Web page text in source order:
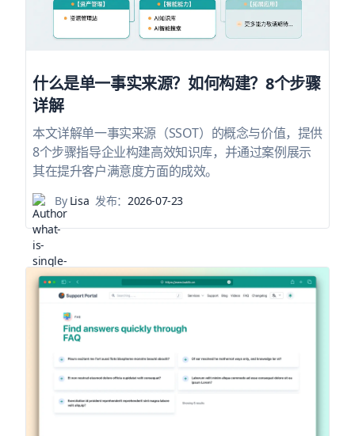
什么是单一事实来源？如何构建？8个步骤
详解
本文详解单一事实来源（SSOT）的概念与价值，提供
8个步骤指导企业构建高效知识库，并通过案例展示
其在提升客户满意度方面的成效。
ByLisa 发布：2026-07-23